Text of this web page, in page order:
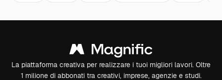
La piattaforma creativa per realizzare i tuoi migliori lavori. Oltre
1 milione di abbonati tra creativi, imprese, agenzie e studi.